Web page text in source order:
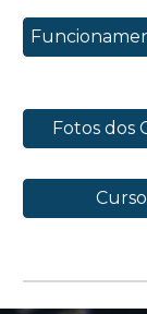
Fotos dos